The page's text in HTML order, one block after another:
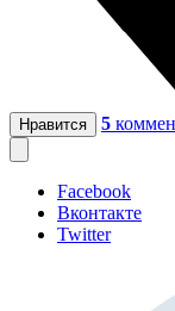
Нравится 5
Facebook
Вконтакте
Twitter